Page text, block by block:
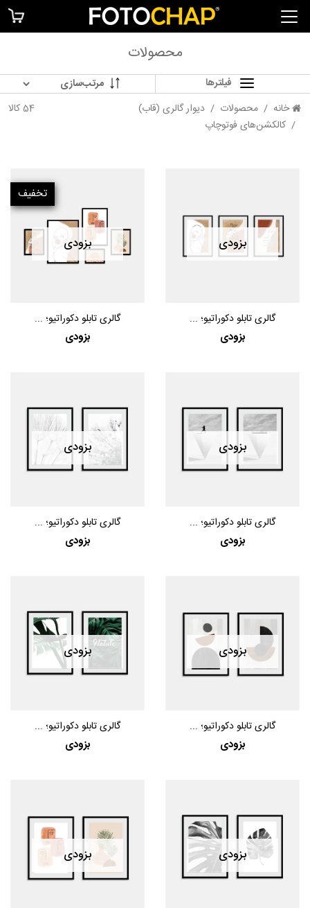
محصولات
فیلترها
خانه
محصولات
دیوار گالری (قاب)
کالکشن‌های فوتوچاپ
54 کالا
بزودی
گالری تابلو دکوراتیو؛ ...
بزودی
تخفیف
بزودی
گالری تابلو دکوراتیو؛ ...
بزودی
بزودی
گالری تابلو دکوراتیو؛ ...
بزودی
بزودی
گالری تابلو دکوراتیو؛ ...
بزودی
بزودی
گالری تابلو دکوراتیو؛ ...
بزودی
بزودی
گالری تابلو دکوراتیو؛ ...
بزودی
بزودی بزودی